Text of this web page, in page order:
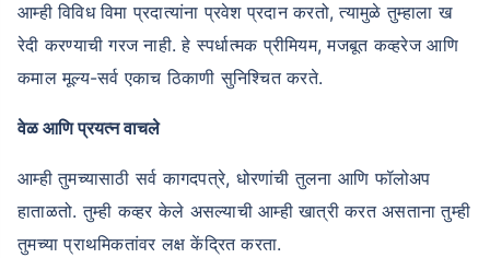
आम्ही विविध विमा प्रदात्यांना प्रवेश प्रदान करतो, त्यामुळे तुम्हाला ख
रेदी करण्याची गरज नाही. हे स्पर्धात्मक प्रीमियम, मजबूत कव्हरेज आणि
कमाल मूल्य-सर्व एकाच ठिकाणी सुनिश्चित करते.
वेळ आणि प्रयत्न वाचले
आम्ही तुमच्यासाठी सर्व कागदपत्रे, धोरणांची तुलना आणि फॉलोअप
हाताळतो. तुम्ही कव्हर केले असल्याची आम्ही खात्री करत असताना तुम्ही
तुमच्या प्राथमिकतांवर लक्ष केंद्रित करता.